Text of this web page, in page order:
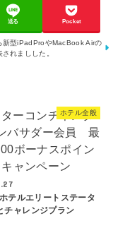
送る Pocket
新型iPadProやMacBook Airの
れましした。
ホテル全般
テルエリートステータ
チャレンジプラン